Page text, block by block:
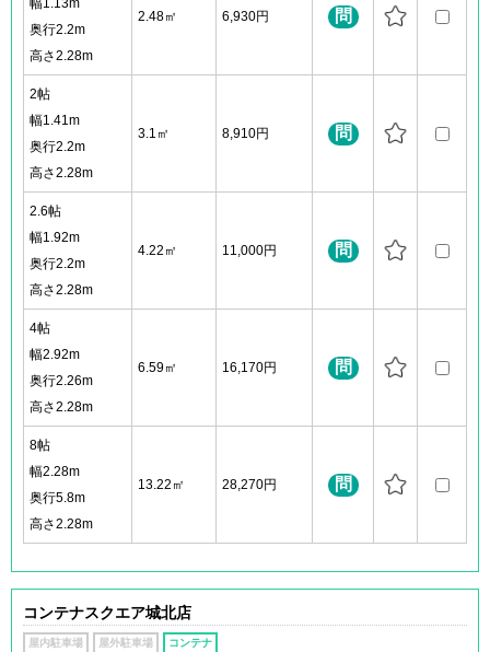
幅1.13m
奥行2.2m
高さ2.28m
2.48㎡ 6,930円 問
2帖
幅1.41m
奥行2.2m
高さ2.28m
3.1㎡ 8,910円 問
2.6帖
幅1.92m
奥行2.2m
高さ2.28m
4.22㎡ 11,000円 問
4帖
幅2.92m
奥行2.26m
高さ2.28m
6.59㎡ 16,170円 問
8帖
幅2.28m
奥行5.8m
高さ2.28m
13.22㎡ 28,270円 問
コンテナスクエア城北店
屋内駐車場 屋外駐車場 コンテナ